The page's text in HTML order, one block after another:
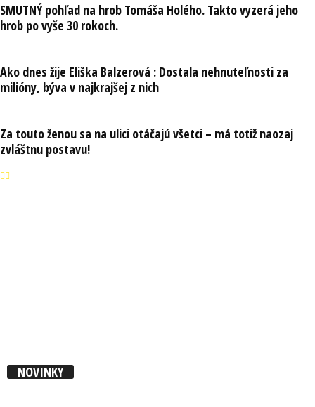
SMUTNÝ pohľad na hrob Tomáša Holého. Takto vyzerá jeho
hrob po vyše 30 rokoch.
Ako dnes žije Eliška Balzerová : Dostala nehnuteľnosti za
milióny, býva v najkrajšej z nich
Za touto ženou sa na ulici otáčajú všetci – má totiž naozaj
zvláštnu postavu!
NOVINKY